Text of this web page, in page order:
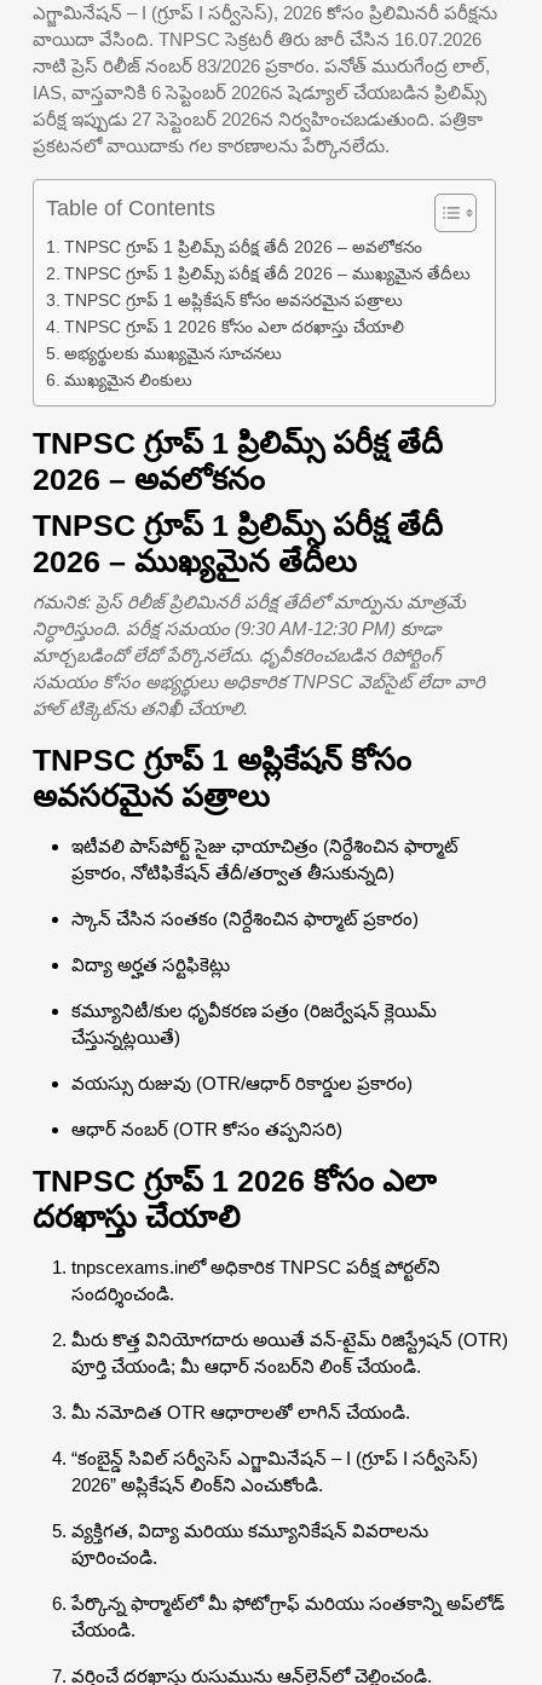
ఎగ్జామినేషన్ – I (గ్రూప్ I సర్వీసెస్), 2026 కోసం ప్రిలిమినరీ పరీక్షను
వాయిదా వేసింది. TNPSC సెక్రటరీ తిరు జారీ చేసిన 16.07.2026
నాటి ప్రెస్ రిలీజ్ నంబర్ 83/2026 ప్రకారం. పనోత్ మురుగేంద్ర లాల్,
IAS, వాస్తవానికి 6 సెప్టెంబర్ 2026న షెడ్యూల్ చేయబడిన ప్రిలిమ్స్
పరీక్ష ఇప్పుడు 27 సెప్టెంబర్ 2026న నిర్వహించబడుతుంది. పత్రికా
ప్రకటనలో వాయిదాకు గల కారణాలను పేర్కొనలేదు.
Table of Contents
TNPSC గ్రూప్ 1 ప్రిలిమ్స్ పరీక్ష తేదీ 2026 – అవలోకనం
TNPSC గ్రూప్ 1 ప్రిలిమ్స్ పరీక్ష తేదీ 2026 – ముఖ్యమైన తేదీలు
TNPSC గ్రూప్ 1 అప్లికేషన్ కోసం అవసరమైన పత్రాలు
TNPSC గ్రూప్ 1 2026 కోసం ఎలా దరఖాస్తు చేయాలి
అభ్యర్థులకు ముఖ్యమైన సూచనలు
ముఖ్యమైన లింకులు
TNPSC గ్రూప్ 1 ప్రిలిమ్స్ పరీక్ష తేదీ
2026 – అవలోకనం
TNPSC గ్రూప్ 1 ప్రిలిమ్స్ పరీక్ష తేదీ
2026 – ముఖ్యమైన తేదీలు
గమనిక: ప్రెస్ రిలీజ్ ప్రిలిమినరీ పరీక్ష తేదీలో మార్పును మాత్రమే
నిర్ధారిస్తుంది. పరీక్ష సమయం (9:30 AM-12:30 PM) కూడా
మార్చబడిందో లేదో పేర్కొనలేదు. ధృవీకరించబడిన రిపోర్టింగ్
సమయం కోసం అభ్యర్థులు అధికారిక TNPSC వెబ్‌సైట్ లేదా వారి
హాల్ టిక్కెట్‌ను తనిఖీ చేయాలి.
TNPSC గ్రూప్ 1 అప్లికేషన్ కోసం
అవసరమైన పత్రాలు
ఇటీవలి పాస్‌పోర్ట్ సైజు ఛాయాచిత్రం (నిర్దేశించిన ఫార్మాట్
ప్రకారం, నోటిఫికేషన్ తేదీ/తర్వాత తీసుకున్నది)
స్కాన్ చేసిన సంతకం (నిర్దేశించిన ఫార్మాట్ ప్రకారం)
విద్యా అర్హత సర్టిఫికెట్లు
కమ్యూనిటీ/కుల ధృవీకరణ పత్రం (రిజర్వేషన్ క్లెయిమ్
చేస్తున్నట్లయితే)
వయస్సు రుజువు (OTR/ఆధార్ రికార్డుల ప్రకారం)
ఆధార్ నంబర్ (OTR కోసం తప్పనిసరి)
TNPSC గ్రూప్ 1 2026 కోసం ఎలా
దరఖాస్తు చేయాలి
tnpscexams.inలో అధికారిక TNPSC పరీక్ష పోర్టల్‌ని
సందర్శించండి.
మీరు కొత్త వినియోగదారు అయితే వన్-టైమ్ రిజిస్ట్రేషన్ (OTR)
పూర్తి చేయండి; మీ ఆధార్ నంబర్‌ని లింక్ చేయండి.
మీ నమోదిత OTR ఆధారాలతో లాగిన్ చేయండి.
“కంబైన్డ్ సివిల్ సర్వీసెస్ ఎగ్జామినేషన్ – I (గ్రూప్ I సర్వీసెస్)
2026” అప్లికేషన్ లింక్‌ని ఎంచుకోండి.
వ్యక్తిగత, విద్యా మరియు కమ్యూనికేషన్ వివరాలను
పూరించండి.
పేర్కొన్న ఫార్మాట్‌లో మీ ఫోటోగ్రాఫ్ మరియు సంతకాన్ని అప్‌లోడ్
చేయండి.
వర్తించే దరఖాస్తు రుసుమును ఆన్‌లైన్‌లో చెల్లించండి.